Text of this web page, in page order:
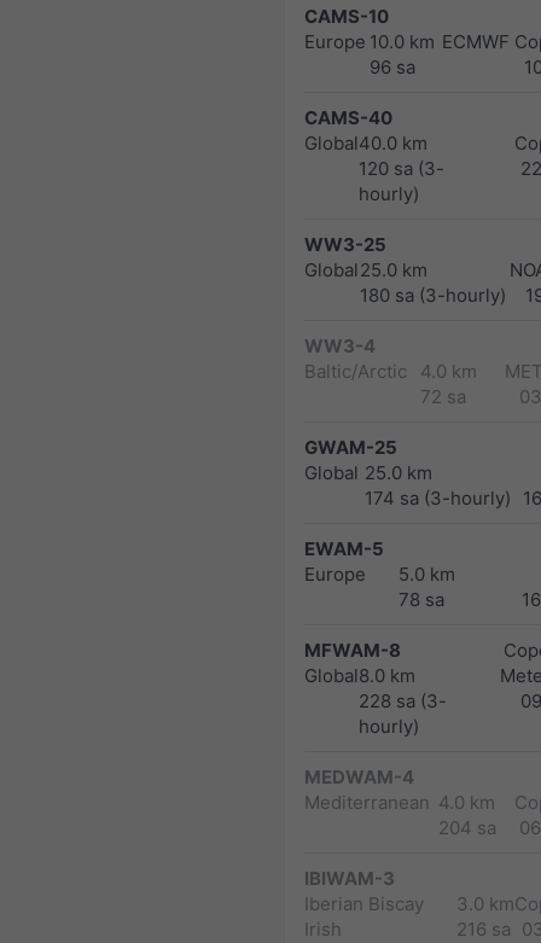
CAMS-10
Europe 10.0 km
96 sa
ECMWF
CAMS-40
Global40.0 km
120 sa (3-
hourly)
WW3-25
Global25.0 km
180 sa (3-hourly)
WW3-4
Baltic/Arctic
4.0 km
72 sa
GWAM-25
Global 25.0 km
174 sa (3-hourly)
EWAM-5
Europe
5.0 km
78 sa
MFWAM-8
Global8.0 km
228 sa (3-
hourly)
MEDWAM-4
Mediterranean 4.0 km
204 sa
IBIWAM-3
Iberian Biscay
Irish
3.0 km
216 sa